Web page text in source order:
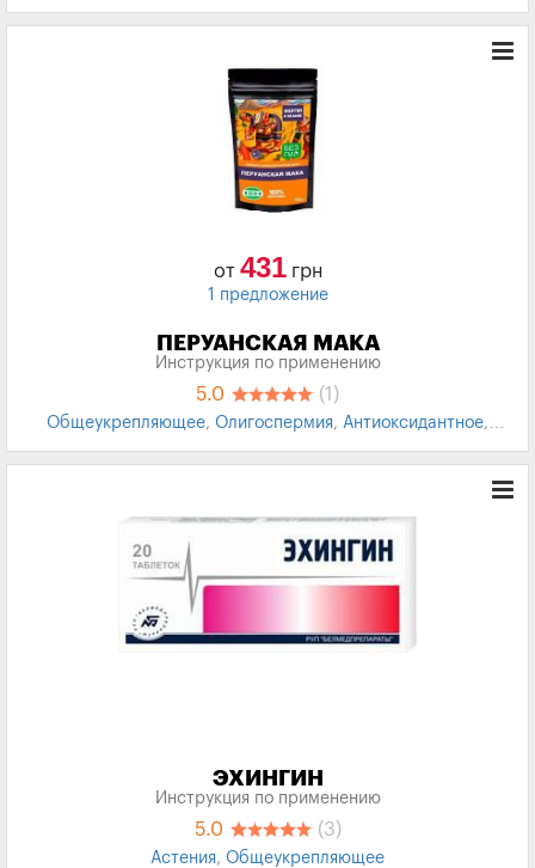
цикл
от 431грн
1 предложение
ПЕРУАНСКАЯ МАКА
Инструкция по применению
5.0 (1)
Общеукрепляющее, Олигоспермия, Антиоксидантное,
ЭХИНГИН
Инструкция по применению
5.0 (3)
Астения, Общеукрепляющее